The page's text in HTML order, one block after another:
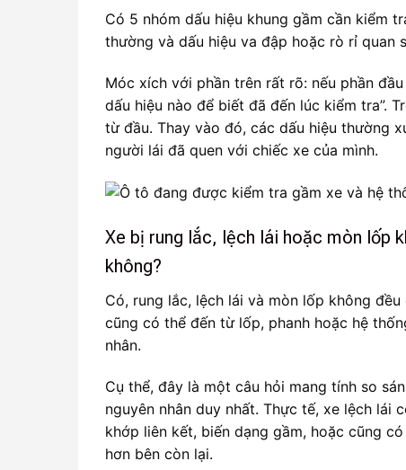
Có 5 nhóm dấu hiệu khung gầm cần kiểm
thường và dấu hiệu va đập hoặc rò rỉ quan
Móc xích với phần trên rất rõ: nếu phần
dấu hiệu nào để biết đã đến lúc kiểm tra”.
từ đầu. Thay vào đó, các dấu hiệu thường
người lái đã quen với chiếc xe của mình.
Xe bị rung lắc, lệch lái hoặc mòn lốp
không?
Có, rung lắc, lệch lái và mòn lốp không
cũng có thể đến từ lốp, phanh hoặc hệ
nhân.
Cụ thể, đây là một câu hỏi mang tính so
nguyên nhân duy nhất. Thực tế, xe lệch
khớp liên kết, biến dạng gầm, hoặc cũng
hơn bên còn lại.